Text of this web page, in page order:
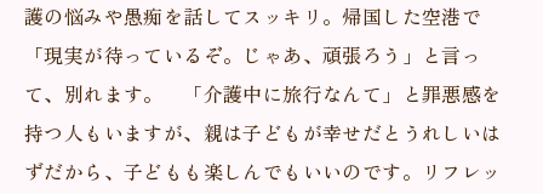
護の悩みや愚痴を話してスッキリ。帰国した空港で
「現実が待っているぞ。じゃあ、頑張ろう」と言っ
て、別れます。 「介護中に旅行なんて」と罪悪感を
持つ人もいますが、親は子どもが幸せだとうれしいは
ずだから、子どもも楽しんでもいいのです。リフレッ